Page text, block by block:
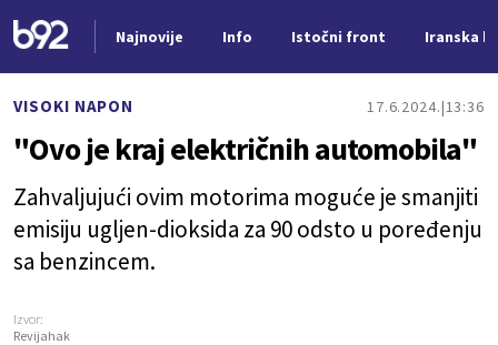
Najnovije Info Istočni front Iranska
VISOKI NAPON 17.6.2024. 13:36
"Ovo je kraj električnih automobila"
Zahvaljujući ovim motorima moguće je smanjiti
emisiju ugljen-dioksida za 90 odsto u poređenju
sa benzincem.
Izvor:
Revijahak